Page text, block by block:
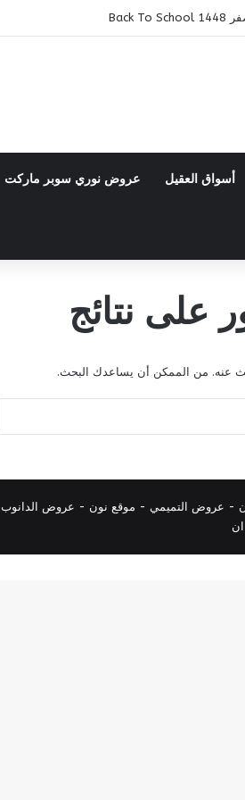
أسواق العقيل عروض نوري سوبر ماركت
على نتائج
عنه. من الممكن أن يساعدك البحث.
- عروض التميمي - موقع نون - عروض الدانوب
ان